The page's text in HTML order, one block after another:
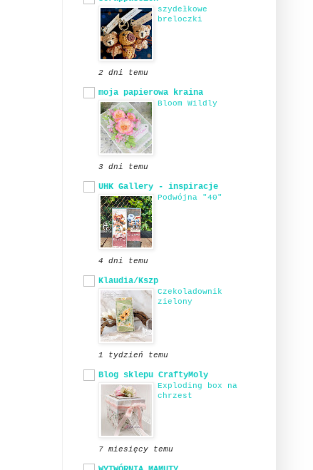
szydełkowe
breloczki
2 dni temu
moja papierowa kraina
Bloom Wildly
3 dni temu
UHK Gallery - inspiracje
Podwójna "40"
4 dni temu
Klaudia/Kszp
Czekoladownik
zielony
1 tydzień temu
Blog sklepu CraftyMoly
Exploding box na
chrzest
7 miesięcy temu